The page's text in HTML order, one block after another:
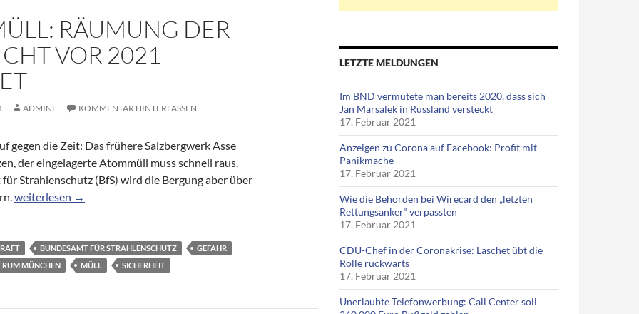
RÄUMUNG DER
VOR 2021
ADMINE KOMMENTAR HINTERLASSEN
gegen die Zeit: Das frühere Salzbergwerk Asse
der eingelagerte Atommüll muss schnell raus.
Strahlenschutz (BfS) wird die Bergung aber über
Atommüll: Räumung der Asse nicht vor 2021 beendet
weiterlesen →
BUNDESAMT FÜR STRAHLENSCHUTZ
GEFAHR
MÜNCHEN
MÜLL SICHERHEIT
LETZTE MELDUNGEN
Im BND vermutete man bereits 2020, dass sich
Jan Marsalek in Russland versteckt
17. Februar 2021
Anzeigen zu Corona auf Facebook: Profit mit
Panikmache
17. Februar 2021
Wie die Behörden bei Wirecard den „letzten
Rettungsanker“ verpassten
17. Februar 2021
CDU-Chef in der Coronakrise: Laschet übt die
Rolle rückwärts
17. Februar 2021
Unerlaubte Telefonwerbung: Call Center soll